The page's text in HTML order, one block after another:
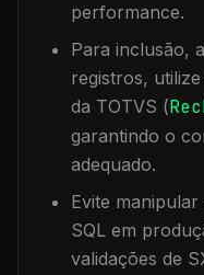
performance.
Para inclusão,
registros,
da TOTVS (
garantindo o
adequado.
Evite manipular
SQL em
validações de